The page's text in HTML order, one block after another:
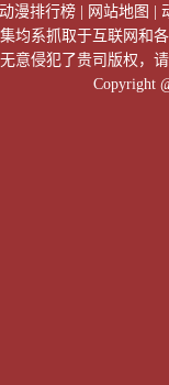
动漫排行榜 网站地图
均系抓取于互联网和
意侵犯了贵司版权，
Copyright